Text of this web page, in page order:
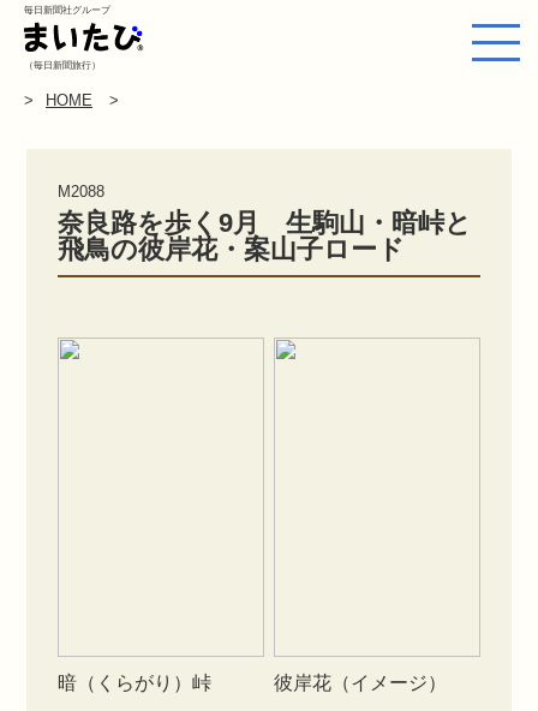
毎日新聞社グループ
（毎日新聞旅行）
HOME
M2088
奈良路を歩く9月 生駒山・暗峠と
飛鳥の彼岸花・案山子ロード
暗（くらがり）峠 彼岸花（イメージ）